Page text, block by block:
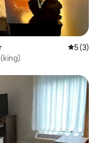
Średnia
5 (3)